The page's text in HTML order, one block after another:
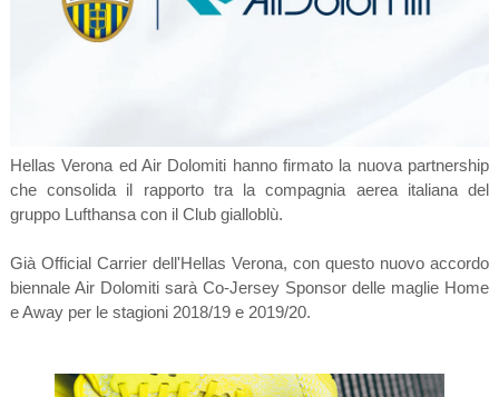
Hellas Verona ed Air Dolomiti hanno firmato la nuova partnership
che consolida il rapporto tra la compagnia aerea italiana del
gruppo Lufthansa con il Club gialloblù.
Già Official Carrier dell'Hellas Verona, con questo nuovo accordo
biennale Air Dolomiti sarà Co-Jersey Sponsor delle maglie Home
e Away per le stagioni 2018/19 e 2019/20.